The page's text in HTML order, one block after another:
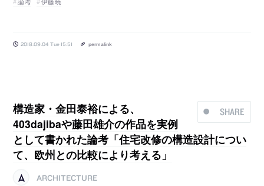
2018.09.04 Tue 15:51 permalink
SHARE
構造家・金田泰裕による、
403dajibaや藤田雄介の作品を実例
として書かれた論考「住宅改修の構造設計につい
て、欧州との比較により考える」
ARCHITECTURE